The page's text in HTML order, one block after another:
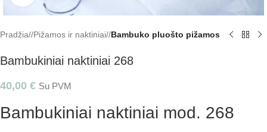
Pradžia/ Pižamos ir naktiniai/ Bambuko pluošto pižamos
Bambukiniai naktiniai 268
40,00 € Su PVM
Bambukiniai naktiniai mod. 268